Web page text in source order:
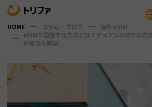
HOME コラム・ブログ
海外 eSIM
eSIMで通話する方法とは？デュアルSIMでの方
対処法を解説